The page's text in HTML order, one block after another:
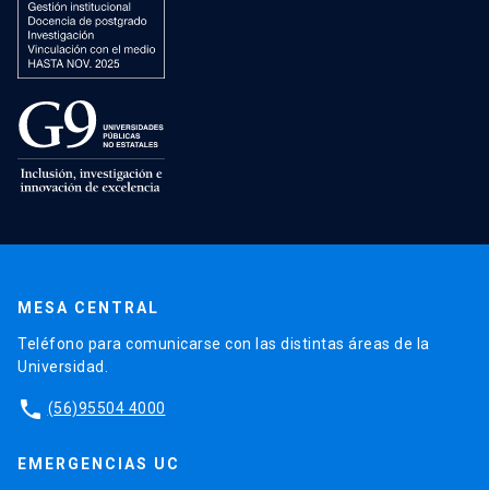
MESA CENTRAL
Teléfono para comunicarse con las distintas áreas de la
Universidad.
phone (56)95504 4000
EMERGENCIAS UC